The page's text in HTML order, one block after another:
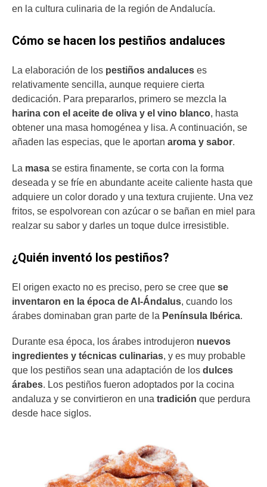
en la cultura culinaria de la región de Andalucía.
Cómo se hacen los pestiños andaluces
La elaboración de los pestiños andaluces es
relativamente sencilla, aunque requiere cierta
dedicación. Para prepararlos, primero se mezcla la
harina con el aceite de oliva y el vino blanco, hasta
obtener una masa homogénea y lisa. A continuación, se
añaden las especias, que le aportan aroma y sabor.
La masa se estira finamente, se corta con la forma
deseada y se fríe en abundante aceite caliente hasta que
adquiere un color dorado y una textura crujiente. Una vez
fritos, se espolvorean con azúcar o se bañan en miel para
realzar su sabor y darles un toque dulce irresistible.
¿Quién inventó los pestiños?
El origen exacto no es preciso, pero se cree que se
inventaron en la época de Al-Ándalus, cuando los
árabes dominaban gran parte de la Península Ibérica.
Durante esa época, los árabes introdujeron nuevos
ingredientes y técnicas culinarias, y es muy probable
que los pestiños sean una adaptación de los dulces
árabes. Los pestiños fueron adoptados por la cocina
andaluza y se convirtieron en una tradición que perdura
desde hace siglos.